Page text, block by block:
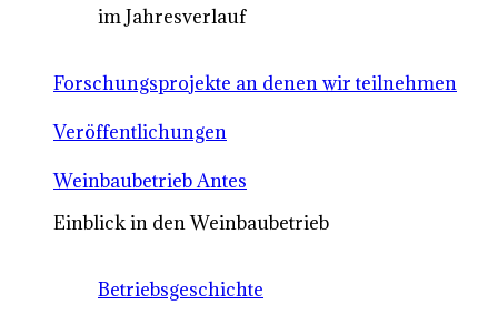
im Jahresverlauf
Forschungsprojekte an denen wir teilnehmen
Veröffentlichungen
Weinbaubetrieb Antes
Einblick in den Weinbaubetrieb
Betriebsgeschichte